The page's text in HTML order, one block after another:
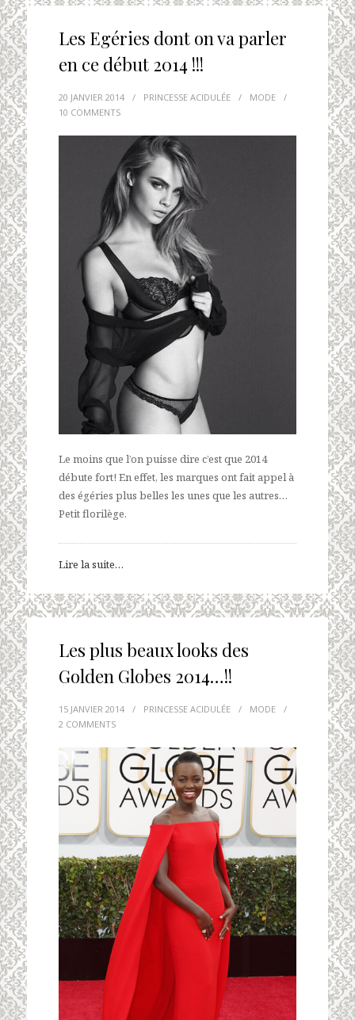
Les Egéries dont on va parler
en ce début 2014 !!!
20 JANVIER 2014 / PRINCESSE ACIDULÉE / MODE
/
10 COMMENTS
Le moins que l’on puisse dire c’est que 2014
débute fort! En effet, les marques ont fait appel à
des égéries plus belles les unes que les autres…
Petit florilège.
Lire la suite…
Les plus beaux looks des
Golden Globes 2014…!!
15 JANVIER 2014 / PRINCESSE ACIDULÉE / MODE
/
2 COMMENTS